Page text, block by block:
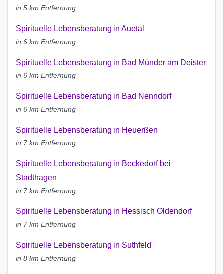
in 5 km Entfernung
Spirituelle Lebensberatung in Auetal
in 6 km Entfernung
Spirituelle Lebensberatung in Bad Münder am Deister
in 6 km Entfernung
Spirituelle Lebensberatung in Bad Nenndorf
in 6 km Entfernung
Spirituelle Lebensberatung in Heuerßen
in 7 km Entfernung
Spirituelle Lebensberatung in Beckedorf bei
Stadthagen
in 7 km Entfernung
Spirituelle Lebensberatung in Hessisch Oldendorf
in 7 km Entfernung
Spirituelle Lebensberatung in Suthfeld
in 8 km Entfernung